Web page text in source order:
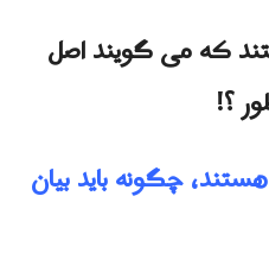
که می گویند اصل
؟!
هستند، چگونه باید بیان